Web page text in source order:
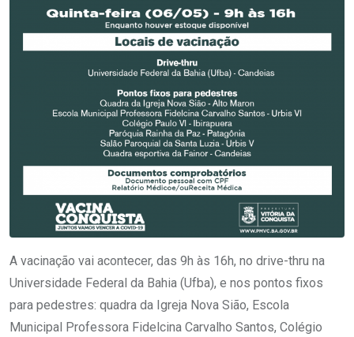
A vacinação vai acontecer, das 9h às 16h, no drive-thru na
Universidade Federal da Bahia (Ufba), e nos pontos fixos
para pedestres: quadra da Igreja Nova Sião, Escola
Municipal Professora Fidelcina Carvalho Santos, Colégio